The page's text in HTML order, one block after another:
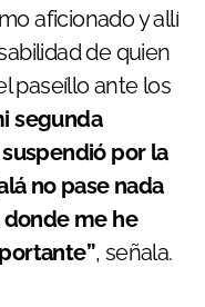
aficionado y allí
de quien
paseíllo ante los
segunda
por la
no pase nada
donde me he
, señala.